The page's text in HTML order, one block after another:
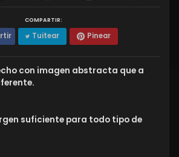
COMPARTIR:
Tuitear Pinear
con imagen abstracta que a
suficiente para todo tipo de